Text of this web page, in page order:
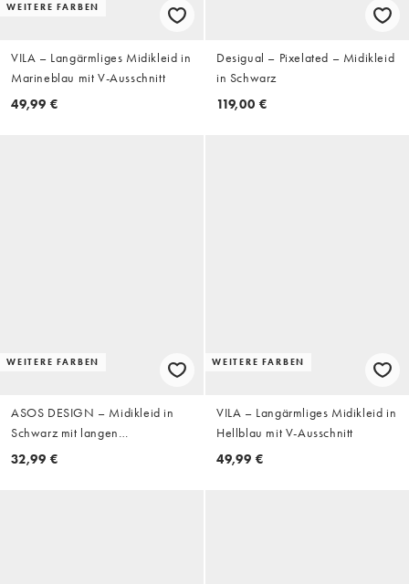
WEITERE FARBEN
VILA – Langärmliges Midikleid in
Marineblau mit V-Ausschnitt
49,99 €
Desigual – Pixelated – Midikleid
in Schwarz
119,00 €
WEITERE FARBEN
ASOS DESIGN – Midikleid in
Schwarz mit langen
Flügelärmeln und
32,99 €
WEITERE FARBEN
VILA – Langärmliges Midikleid in
Hellblau mit V-Ausschnitt
49,99 €